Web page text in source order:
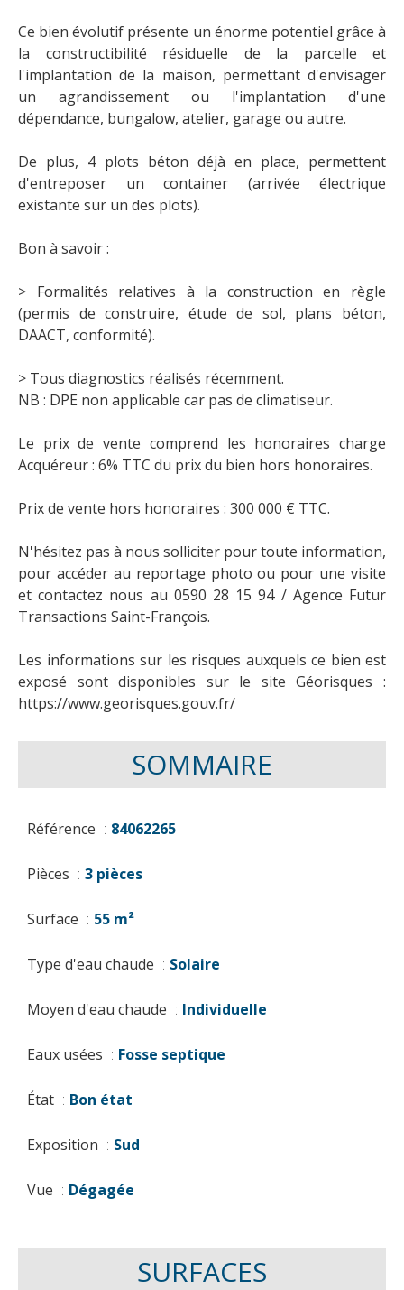
Ce bien évolutif présente un énorme potentiel grâce à
la constructibilité résiduelle de la parcelle et
l'implantation de la maison, permettant d'envisager
un agrandissement ou l'implantation d'une
dépendance, bungalow, atelier, garage ou autre.
De plus, 4 plots béton déjà en place, permettent
d'entreposer un container (arrivée électrique
existante sur un des plots).
Bon à savoir :
> Formalités relatives à la construction en règle
(permis de construire, étude de sol, plans béton,
DAACT, conformité).
> Tous diagnostics réalisés récemment.
NB : DPE non applicable car pas de climatiseur.
Le prix de vente comprend les honoraires charge
Acquéreur : 6% TTC du prix du bien hors honoraires.
Prix de vente hors honoraires : 300 000 € TTC.
N'hésitez pas à nous solliciter pour toute information,
pour accéder au reportage photo ou pour une visite
et contactez nous au 0590 28 15 94 / Agence Futur
Transactions Saint-François.
Les informations sur les risques auxquels ce bien est
exposé sont disponibles sur le site Géorisques :
https://www.georisques.gouv.fr/
SOMMAIRE
Référence 84062265
Pièces 3 pièces
Surface 55 m²
Type d'eau chaude Solaire
Moyen d'eau chaude Individuelle
Eaux usées Fosse septique
État Bon état
Exposition Sud
Vue Dégagée
SURFACES